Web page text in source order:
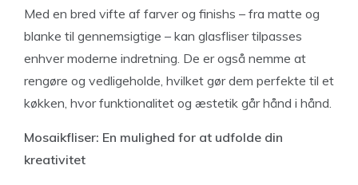
Med en bred vifte af farver og finishs – fra matte og
blanke til gennemsigtige – kan glasfliser tilpasses
enhver moderne indretning. De er også nemme at
rengøre og vedligeholde, hvilket gør dem perfekte til et
køkken, hvor funktionalitet og æstetik går hånd i hånd.
Mosaikfliser: En mulighed for at udfolde din
kreativitet